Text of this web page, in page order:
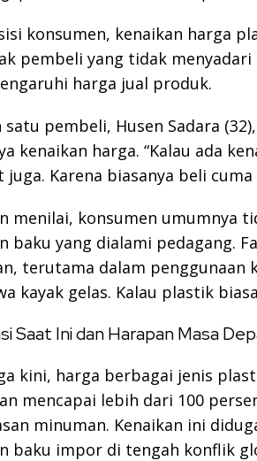
konsumen, kenaikan harga
pembeli yang tidak
harga jual produk.
satu pembeli, Husen Sadara
kenaikan harga. “Kalau ada
juga. Karena biasanya beli cuma
menilai, konsumen umumnya
baku yang dialami pedagang.
terutama dalam penggunaan
kayak gelas. Kalau plastik
Saat Ini dan Harapan Masa
kini, harga berbagai jenis
mencapai lebih dari 100
minuman. Kenaikan ini
baku impor di tengah konflik